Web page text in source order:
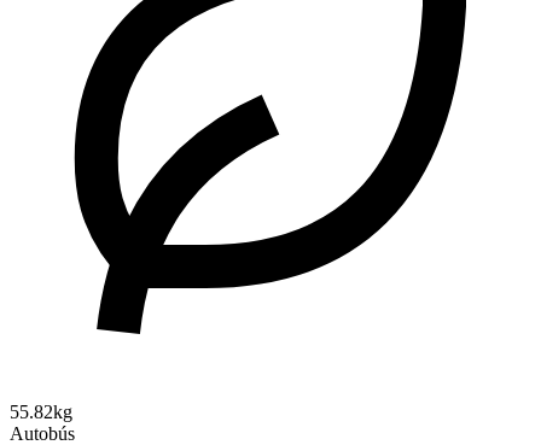
55.82kg
Autobús